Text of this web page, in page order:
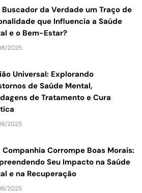
Buscador da Verdade um Traço de
que Influencia a Saúde
e o Bem-Estar?
2025
Universal: Explorando
de Saúde Mental,
de Tratamento e Cura
2025
Companhia Corrompe Boas Morais:
Seu Impacto na Saúde
e na Recuperação
2025